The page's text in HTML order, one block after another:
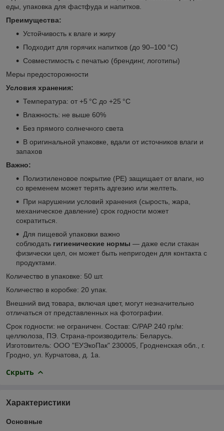
еды, упаковка для фастфуда и напитков.
Преимущества:
Устойчивость к влаге и жиру
Подходит для горячих напитков (до 90–100 °C)
Совместимость с печатью (брендинг, логотипы)
Меры предосторожности
Условия хранения:
Температура: от +5 °C до +25 °C
Влажность: не выше 60%
Без прямого солнечного света
В оригинальной упаковке, вдали от источников влаги и
запахов
Важно:
Полиэтиленовое покрытие (PE) защищает от влаги, но
со временем может терять адгезию или желтеть.
При нарушении условий хранения (сырость, жара,
механическое давление) срок годности может
сократиться.
Для пищевой упаковки важно
соблюдать гигиенические нормы — даже если стакан
физически цел, он может быть непригоден для контакта с
продуктами.
Количество в упаковке: 50 шт.
Количество в коробке: 20 упак.
Внешний вид товара, включая цвет, могут незначительно
отличаться от представленных на фотографии.
Срок годности: не ограничен. Состав: С/РАР 240 гр/м:
целлюлоза, ПЭ. Страна-производитель: Беларусь.
Изготовитель: ООО "ЕУЭкоПак" 230005, Гродненская обл., г.
Гродно, ул. Курчатова, д. 1а.
Скрыть
Характеристики
Основные